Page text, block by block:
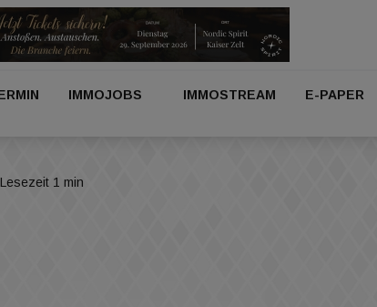
IMMOJOBS IMMOSTREAM E-PAPER
1 min